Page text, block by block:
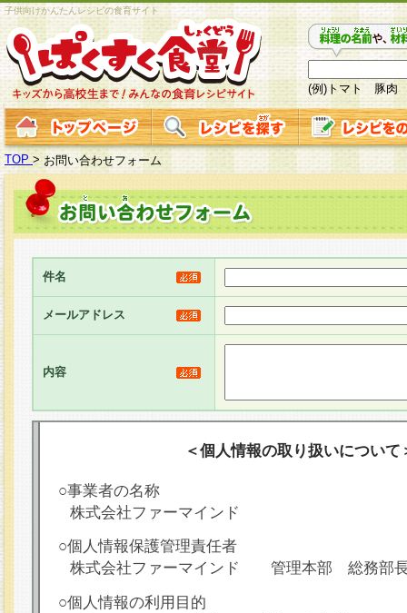
子供向けかんたんレシピの食育サイト
(例)トマト 豚肉
TOP > お問い合わせフォーム
件名
メールアドレス
内容
＜個人情報の取り扱いについて
○事業者の名称
株式会社ファーマインド
○個人情報保護管理責任者
株式会社ファーマインド 管理本部 総務部
○個人情報の利用目的